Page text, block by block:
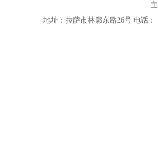
地址：拉萨市林廓东路26号 电话：